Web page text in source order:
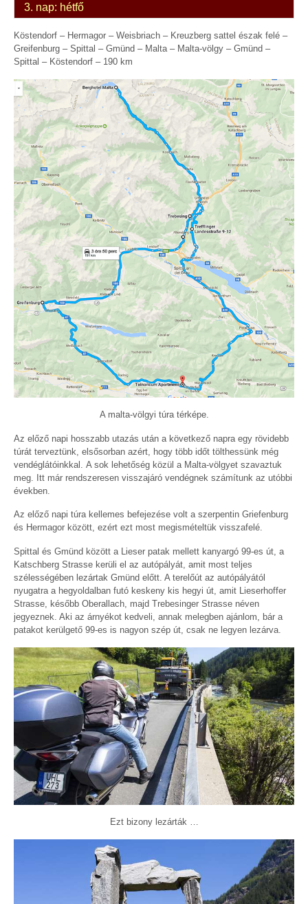
3. nap: hétfő
Köstendorf – Hermagor – Weisbriach – Kreuzberg sattel észak felé –
Greifenburg – Spittal – Gmünd – Malta – Malta-völgy – Gmünd –
Spittal – Köstendorf – 190 km
A malta-völgyi túra térképe.
Az előző napi hosszabb utazás után a következő napra egy rövidebb
túrát terveztünk, elsősorban azért, hogy több időt tölthessünk még
vendéglátóinkkal. A sok lehetőség közül a Malta-völgyet szavaztuk
meg. Itt már rendszeresen visszajáró vendégnek számítunk az utóbbi
években.
Az előző napi túra kellemes befejezése volt a szerpentin Griefenburg
és Hermagor között, ezért ezt most megismételtük visszafelé.
Spittal és Gmünd között a Lieser patak mellett kanyargó 99-es út, a
Katschberg Strasse kerüli el az autópályát, amit most teljes
szélességében lezártak Gmünd előtt. A terelőút az autópályától
nyugatra a hegyoldalban futó keskeny kis hegyi út, amit Lieserhoffer
Strasse, később Oberallach, majd Trebesinger Strasse néven
jegyeznek. Aki az árnyékot kedveli, annak melegben ajánlom, bár a
patakot kerülgető 99-es is nagyon szép út, csak ne legyen lezárva.
Ezt bizony lezárták …